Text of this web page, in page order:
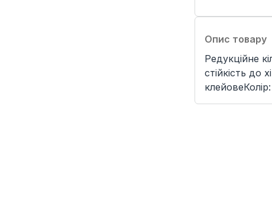
Опис товару
Редукційне
стійкість до